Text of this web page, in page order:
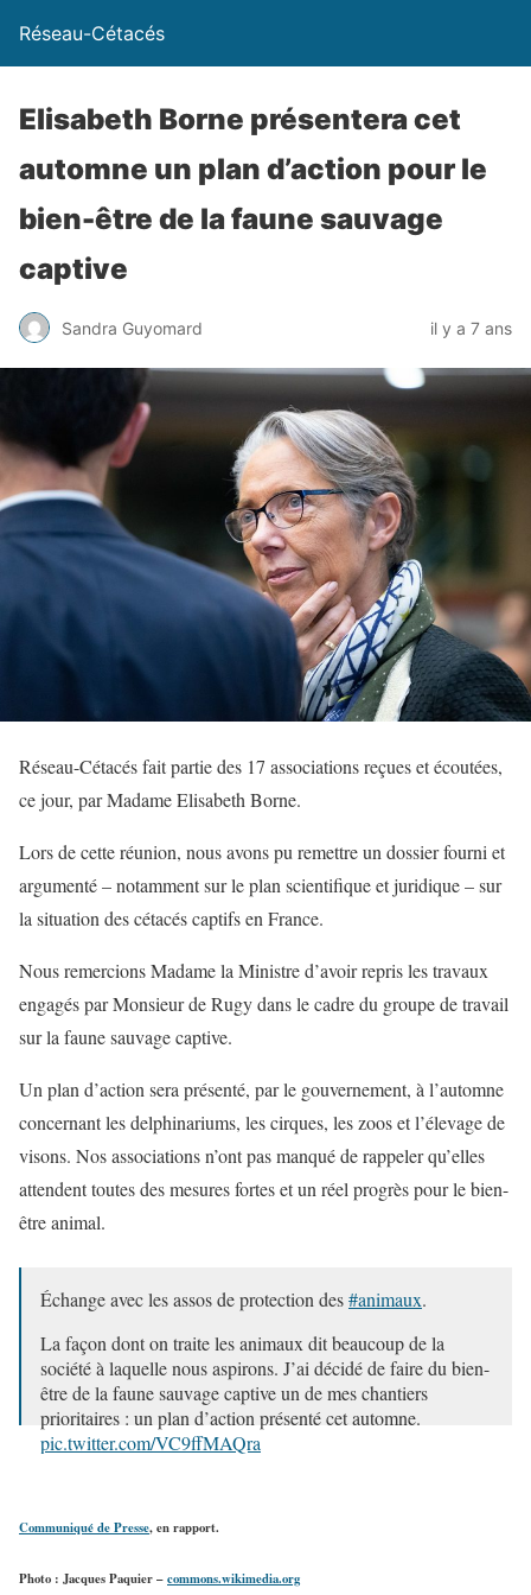
Réseau-Cétacés
Elisabeth Borne présentera cet
automne un plan d’action pour le
bien-être de la faune sauvage
captive
Sandra Guyomard il y a 7 ans
Réseau-Cétacésfait partie des 17 associations reçues et écoutées,
ce jour, par Madame Elisabeth Borne.
Lors de cette réunion, nous avons pu remettre un dossier fourni et
argumenté – notamment sur le plan scientifique et juridique – sur
la situation des cétacés captifs en France.
Nous remercions Madame la Ministre d’avoir repris les travaux
engagés par Monsieur de Rugy dans le cadre du groupe de travail
sur la faune sauvage captive.
Un plan d’action sera présenté, par le gouvernement, à l’automne
concernant les delphinariums, les cirques, les zoos et l’élevage de
visons. Nos associations n’ont pas manqué de rappeler qu’elles
attendent toutes des mesures fortes et un réel progrès pour le bien-
être animal.
Échange avec les assos de protection des#animaux.
La façon dont on traite les animaux dit beaucoup de la
société à laquelle nous aspirons. J’ai décidé de faire du bien-
être de la faune sauvage captive un de mes chantiers
prioritaires : un plan d’action présenté cet automne.
pic.twitter.com/VC9ffMAQra
Communiqué de Presse, en rapport.
Photo : Jacques Paquier –commons.wikimedia.org